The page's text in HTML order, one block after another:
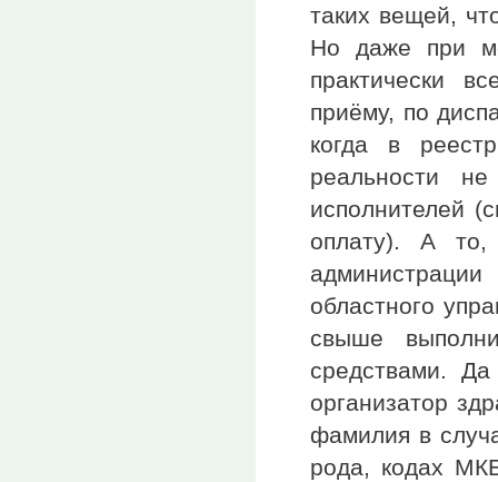
таких вещей,
Но даже при
практически
приёму, по
когда в
реальности
исполнителей
оплату). А то,
областного
свыше
средствами.
организатор
фамилия в
рода, кодах